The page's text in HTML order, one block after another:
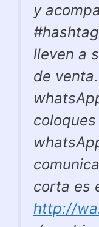
y
lleven a
de
corta es
http://